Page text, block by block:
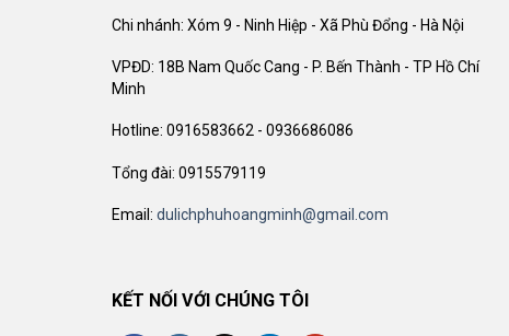
Chi nhánh: Xóm 9 - Ninh Hiệp - Xã Phù Đổng - Hà Nội
VPĐD: 18B Nam Quốc Cang - P. Bến Thành - TP Hồ Chí
Minh
Hotline: 0916583662 - 0936686086
Tổng đài: 0915579119
Email: dulichphuhoangminh@gmail.com
KẾT NỐI VỚI CHÚNG TÔI